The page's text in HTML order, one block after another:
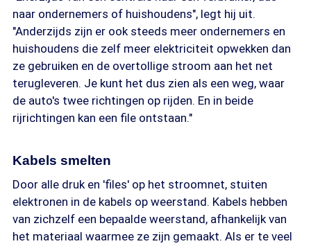
naar ondernemers of huishoudens", legt hij uit.
"Anderzijds zijn er ook steeds meer ondernemers en
huishoudens die zelf meer elektriciteit opwekken dan
ze gebruiken en de overtollige stroom aan het net
terugleveren. Je kunt het dus zien als een weg, waar
de auto's twee richtingen op rijden. En in beide
rijrichtingen kan een file ontstaan."
Kabels smelten
Door alle druk en 'files' op het stroomnet, stuiten
elektronen in de kabels op weerstand. Kabels hebben
van zichzelf een bepaalde weerstand, afhankelijk van
het materiaal waarmee ze zijn gemaakt. Als er te veel